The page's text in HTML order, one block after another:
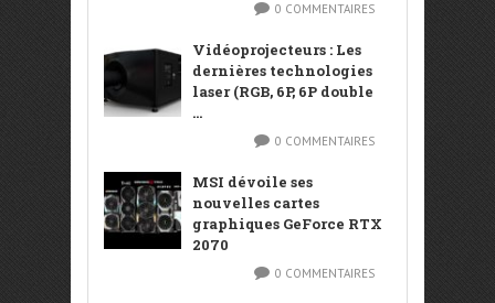
0 COMMENTAIRES
Vidéoprojecteurs : Les
dernières technologies
laser (RGB, 6P, 6P double
...
0 COMMENTAIRES
MSI dévoile ses
nouvelles cartes
graphiques GeForce RTX
2070
0 COMMENTAIRES